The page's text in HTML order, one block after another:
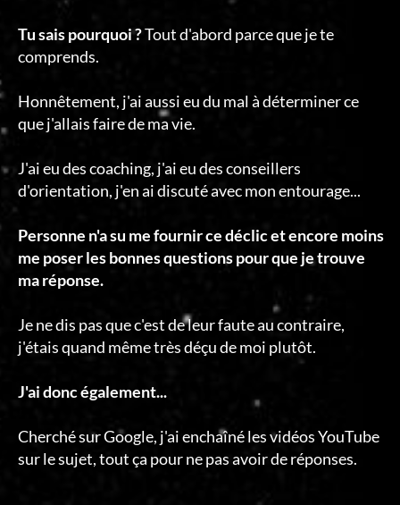
Tu sais pourquoi ?Tout d'abord parce que je te
comprends.
Honnêtement, j'ai aussi eu du mal à déterminer ce
que j'allais faire de ma vie.
J'ai eu des coaching, j'ai eu des conseillers
d'orientation, j'en ai discuté avec mon entourage...
Personne n'a su me fournir ce déclic et encore moins
me poser les bonnes questions pour que je trouve
ma réponse.
Je ne dis pas que c'est de leur faute au contraire,
j'étais quand même très déçu de moi plutôt.
J'ai donc également...
Cherché sur Google, j'ai enchaîné les vidéos YouTube
sur le sujet, tout ça pour ne pas avoir de réponses.